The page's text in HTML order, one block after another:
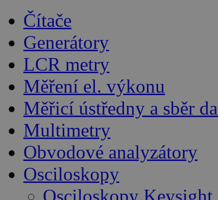
Čítače
Generátory
LCR metry
Měření el. výkonu
Měřicí ústředny a sběr
Multimetry
Obvodové analyzátory
Osciloskopy
Osciloskopy Keysight